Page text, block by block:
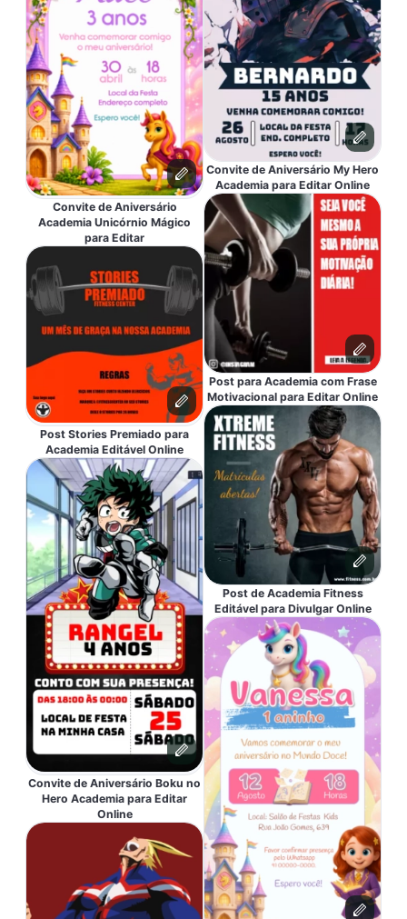
Convite de Aniversário
Academia Unicórnio Mágico
para Editar
Post Stories Premiado para
Academia Editável Online
Convite de Aniversário Boku no
Hero Academia para Editar
Online
Convite de Aniversário My Hero
Academia para Editar Online
Post para Academia com Frase
Motivacional para Editar Online
Post de Academia Fitness
Editável para Divulgar Online